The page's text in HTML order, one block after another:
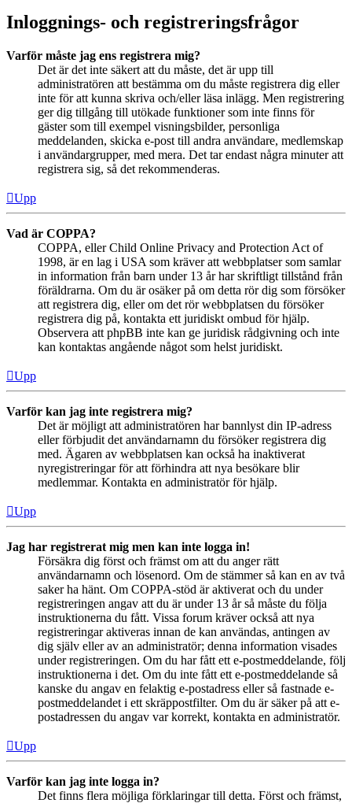
Inloggnings- och registreringsfrågor
Varför måste jag ens registrera mig?
Det är det inte säkert att du måste, det är upp till
administratören att bestämma om du måste registrera dig eller
inte för att kunna skriva och/eller läsa inlägg. Men registrering
ger dig tillgång till utökade funktioner som inte finns för
gäster som till exempel visningsbilder, personliga
meddelanden, skicka e-post till andra användare, medlemskap
i användargrupper, med mera. Det tar endast några minuter att
registrera sig, så det rekommenderas.
Upp
Vad är COPPA?
COPPA, eller Child Online Privacy and Protection Act of
1998, är en lag i USA som kräver att webbplatser som samlar
in information från barn under 13 år har skriftligt tillstånd från
föräldrarna. Om du är osäker på om detta rör dig som försöker
att registrera dig, eller om det rör webbplatsen du försöker
registrera dig på, kontakta ett juridiskt ombud för hjälp.
Observera att phpBB inte kan ge juridisk rådgivning och inte
kan kontaktas angående något som helst juridiskt.
Upp
Varför kan jag inte registrera mig?
Det är möjligt att administratören har bannlyst din IP-adress
eller förbjudit det användarnamn du försöker registrera dig
med. Ägaren av webbplatsen kan också ha inaktiverat
nyregistreringar för att förhindra att nya besökare blir
medlemmar. Kontakta en administratör för hjälp.
Upp
Jag har registrerat mig men kan inte logga in!
Försäkra dig först och främst om att du anger rätt
användarnamn och lösenord. Om de stämmer så kan en av två
saker ha hänt. Om COPPA-stöd är aktiverat och du under
registreringen angav att du är under 13 år så måste du följa
instruktionerna du fått. Vissa forum kräver också att nya
registreringar aktiveras innan de kan användas, antingen av
dig själv eller av an administratör; denna information visades
under registreringen. Om du har fått ett e-postmeddelande, följ
instruktionerna i det. Om du inte fått ett e-postmeddelande så
kanske du angav en felaktig e-postadress eller så fastnade e-
postmeddelandet i ett skräppostfilter. Om du är säker på att e-
postadressen du angav var korrekt, kontakta en administratör.
Upp
Varför kan jag inte logga in?
Det finns flera möjliga förklaringar till detta. Först och främst,